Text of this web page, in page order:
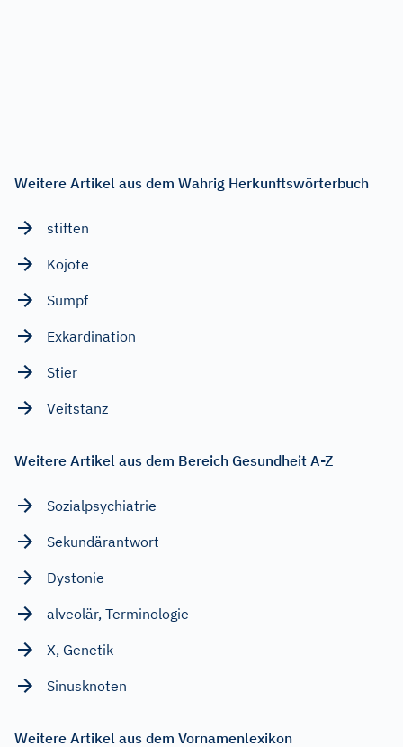
Weitere Artikel aus dem Wahrig Herkunftswörterbuch
stiften
Kojote
Sumpf
Exkardination
Stier
Veitstanz
Weitere Artikel aus dem Bereich Gesundheit A-Z
Sozialpsychiatrie
Sekundärantwort
Dystonie
alveolär, Terminologie
X, Genetik
Sinusknoten
Weitere Artikel aus dem Vornamenlexikon